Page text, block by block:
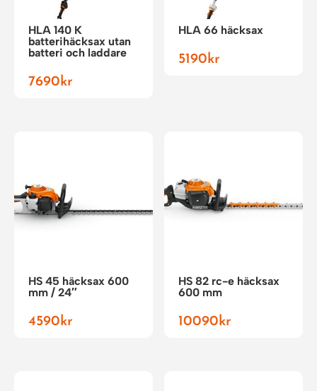
HLA 140 K
batterihäcksax utan
batteri och laddare
7690kr
HLA 66 häcksax
5190kr
HS 45 häcksax 600
mm / 24″
4590 kr
HS 82 rc-e häcksax
600 mm
10090 kr